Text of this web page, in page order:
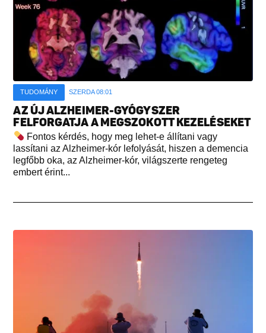
TUDOMÁNY SZERDA 08:01
AZ ÚJ ALZHEIMER-GYÓGYSZER
FELFORGATJA A MEGSZOKOTT KEZELÉSEKET
Fontos kérdés, hogy meg lehet-e állítani vagy
lassítani az Alzheimer-kór lefolyását, hiszen a demencia
legfőbb oka, az Alzheimer-kór, világszerte rengeteg
embert érint...